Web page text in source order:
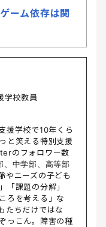
ーム依存は関
学校教員
援学校で10年くら
と笑える特別支援
のフォロワー数
中学部、高等部
やニーズの子ども
「課題の分解」
ろを考える」な
たちだけではな
っこん。障害の種